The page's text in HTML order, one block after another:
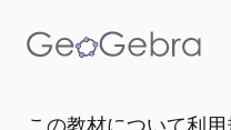
この教材について利用